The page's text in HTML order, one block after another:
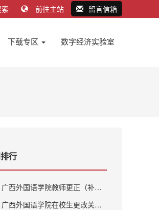
前往主站 留言信箱
下载专区 数字经济实验室
行
广西外国语学院教师更正（补
绩办理流程
广西外国语学院在校生更改关键